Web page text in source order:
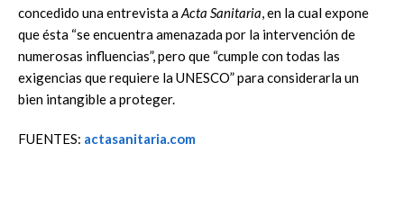
concedido una entrevista aActa Sanitaria, en la cual expone
que ésta “se encuentra amenazada por la intervención de
numerosas influencias”, pero que “cumple con todas las
exigencias que requiere la UNESCO” para considerarla un
bien intangible a proteger.
FUENTES: actasanitaria.com